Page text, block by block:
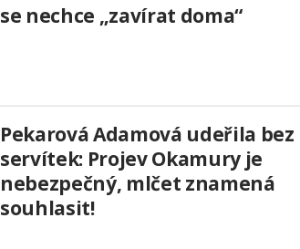
se nechce „zavírat doma“
Pekarová Adamová udeřila bez
servítek: Projev Okamury je
nebezpečný, mlčet znamená
souhlasit!